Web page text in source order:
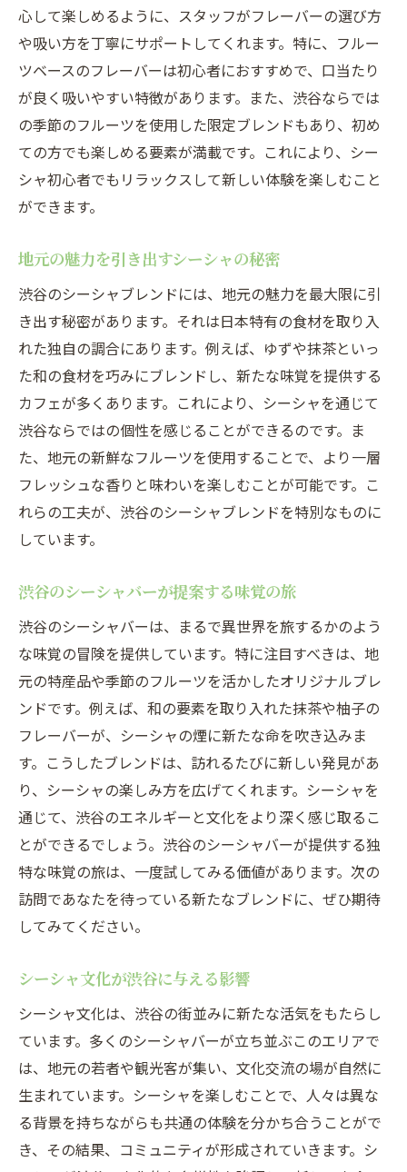
日本らしい風味を引き出すシーシャ術
和の素材で作るシーシャの新たな挑戦
驚きと発見が詰まった渋谷のシーシャブレンド
渋谷で味わう驚きのシーシャフレーバー
新たな発見があるシーシャ体験
シーシャブレンドの可能性を探る
驚きを与える渋谷のシーシャブレンド
シーシャで味わう渋谷の新たな一面
シーシャ愛好者必見渋谷の新しいトレンド
渋谷で注目のシーシャトレンドとは
新しいシーシャスタイルの楽しみ方
シーシャ愛好者が集まる理由
渋谷で体感する最新シーシャトレンド
シーシャ文化をリードする渋谷の魅力
愛好者が注目するシーシャの新展開
心して楽しめるように、スタッフがフレーバーの選び方
や吸い方を丁寧にサポートしてくれます。特に、フルー
ツベースのフレーバーは初心者におすすめで、口当たり
が良く吸いやすい特徴があります。また、渋谷ならでは
の季節のフルーツを使用した限定ブレンドもあり、初め
ての方でも楽しめる要素が満載です。これにより、シー
シャ初心者でもリラックスして新しい体験を楽しむこと
ができます。
地元の魅力を引き出すシーシャの秘密
渋谷のシーシャブレンドには、地元の魅力を最大限に引
き出す秘密があります。それは日本特有の食材を取り入
れた独自の調合にあります。例えば、ゆずや抹茶といっ
た和の食材を巧みにブレンドし、新たな味覚を提供する
カフェが多くあります。これにより、シーシャを通じて
渋谷ならではの個性を感じることができるのです。ま
た、地元の新鮮なフルーツを使用することで、より一層
フレッシュな香りと味わいを楽しむことが可能です。こ
れらの工夫が、渋谷のシーシャブレンドを特別なものに
しています。
渋谷のシーシャバーが提案する味覚の旅
渋谷のシーシャバーは、まるで異世界を旅するかのよう
な味覚の冒険を提供しています。特に注目すべきは、地
元の特産品や季節のフルーツを活かしたオリジナルブレ
ンドです。例えば、和の要素を取り入れた抹茶や柚子の
フレーバーが、シーシャの煙に新たな命を吹き込みま
す。こうしたブレンドは、訪れるたびに新しい発見があ
り、シーシャの楽しみ方を広げてくれます。シーシャを
通じて、渋谷のエネルギーと文化をより深く感じ取るこ
とができるでしょう。渋谷のシーシャバーが提供する独
特な味覚の旅は、一度試してみる価値があります。次の
訪問であなたを待っている新たなブレンドに、ぜひ期待
してみてください。
シーシャ文化が渋谷に与える影響
シーシャ文化は、渋谷の街並みに新たな活気をもたらし
ています。多くのシーシャバーが立ち並ぶこのエリアで
は、地元の若者や観光客が集い、文化交流の場が自然に
生まれています。シーシャを楽しむことで、人々は異な
る背景を持ちながらも共通の体験を分かち合うことがで
き、その結果、コミュニティが形成されていきます。シ